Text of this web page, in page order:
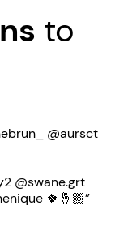
to
@aursct
@swane.grt
🍀🤞🏼”